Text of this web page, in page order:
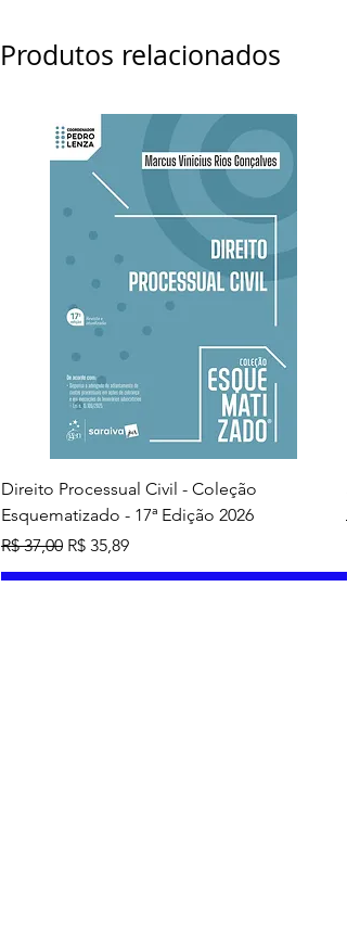
Produtos relacionados
Direito Processual Civil - Coleção
Esquematizado - 17ª Edição 2026
Preço normal
R$ 37,00 Preço promocional
R$ 35,89